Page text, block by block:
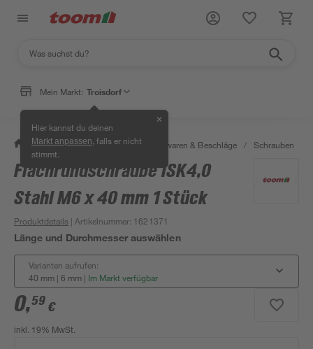
Mein Markt: Troisdorf
Hier kannst du deinen
Markt anpassen , falls er nicht
stimmt.
✕
/ Werkstatt & Maschinen / Eisenwaren & Beschläge / Schrauben
Flachrundschraube ISK4,0
Stahl M6 x 40 mm 1 Stück
Produktdetails | Artikelnummer: 1621371
Länge und Durchmesser auswählen
Varianten aufrufen:
40 mm | 6 mm | Im Markt verfügbar
0,59 €
inkl. 19% MwSt.